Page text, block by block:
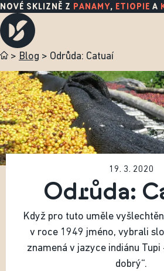
NOVÉ SKLIZNĚ Z PANAMY, ETIOPIE A
> Blog > Odrůda: Catuaí
19. 3. 2020
Odrůda:
Když pro tuto uměle
v roce 1949 jméno, vybrali
znamená v jazyce indiánu Tupi
dobrý“.